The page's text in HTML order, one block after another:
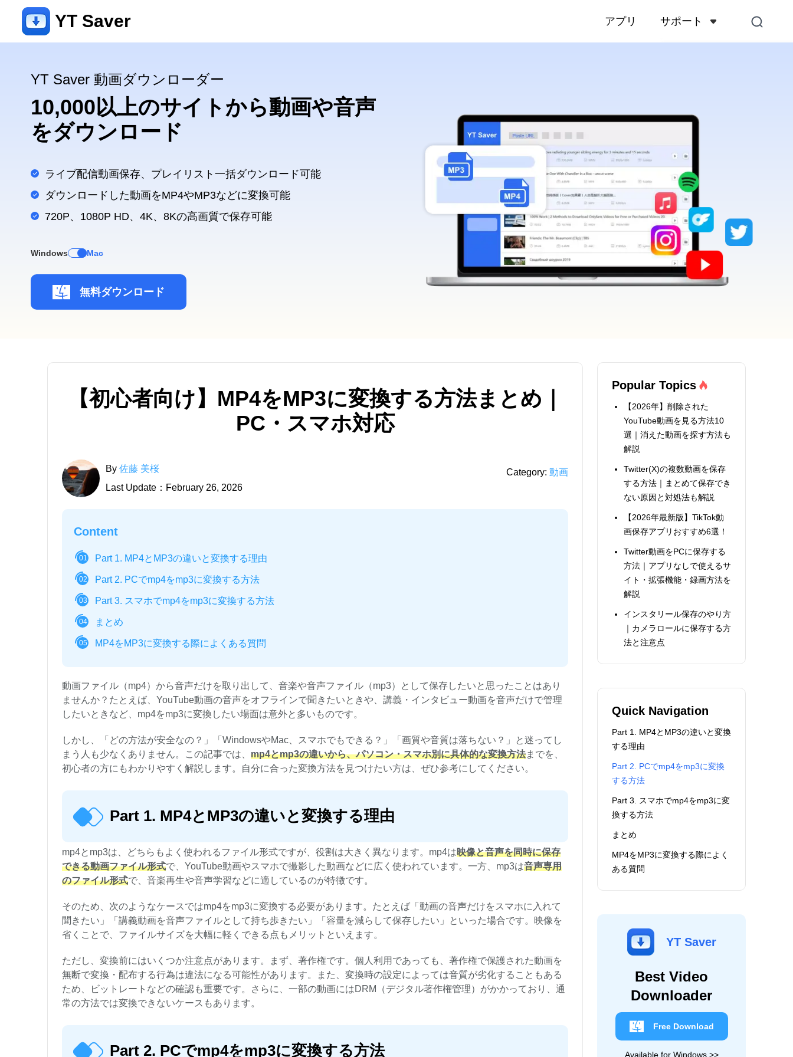
YT Saver アプリ サポート
YT Saver 動画ダウンローダー
10,000以上のサイトから動画や音声
をダウンロード
ライブ配信動画保存、プレイリスト一括ダウンロード可能
ダウンロードした動画をMP4やMP3などに変換可能
720P、1080P HD、4K、8Kの高画質で保存可能
Windows Mac
無料ダウンロード
【初心者向け】MP4をMP3に変換する方法まとめ｜
PC・スマホ対応
By 佐藤 美桜
Last Update：February 26, 2026
Category: 動画
Content
01 Part 1. MP4とMP3の違いと変換する理由
02 Part 2. PCでmp4をmp3に変換する方法
03 Part 3. スマホでmp4をmp3に変換する方法
04 まとめ
05 MP4をMP3に変換する際によくある質問
動画ファイル（mp4）から音声だけを取り出して、音楽や音声ファイル（mp3）として保存したいと思ったことはあり
ませんか？たとえば、YouTube動画の音声をオフラインで聞きたいときや、講義・インタビュー動画を音声だけで管理
したいときなど、mp4をmp3に変換したい場面は意外と多いものです。
しかし、「どの方法が安全なの？」「WindowsやMac、スマホでもできる？」「画質や音質は落ちない？」と迷ってし
まう人も少なくありません。この記事では、 mp4とmp3の違いから、パソコン・スマホ別に具体的な変換方法までを、
初心者の方にもわかりやすく解説します。自分に合った変換方法を見つけたい方は、ぜひ参考にしてください。
Part 1. MP4とMP3の違いと変換する理由
mp4とmp3は、どちらもよく使われるファイル形式ですが、役割は大きく異なります。mp4は映像と音声を同時に保存
できる動画ファイル形式で、YouTube動画やスマホで撮影した動画などに広く使われています。一方、mp3は音声専用
のファイル形式で、音楽再生や音声学習などに適しているのが特徴です。
そのため、次のようなケースではmp4をmp3に変換する必要があります。たとえば「動画の音声だけをスマホに入れて
聞きたい」「講義動画を音声ファイルとして持ち歩きたい」「容量を減らして保存したい」といった場合です。映像を
省くことで、ファイルサイズを大幅に軽くできる点もメリットといえます。
ただし、変換前にはいくつか注意点があります。まず、著作権です。個人利用であっても、著作権で保護された動画を
無断で変換・配布する行為は違法になる可能性があります。また、変換時の設定によっては音質が劣化することもある
ため、ビットレートなどの確認も重要です。さらに、一部の動画にはDRM（デジタル著作権管理）がかかっており、通
常の方法では変換できないケースもあります。
Part 2. PCでmp4をmp3に変換する方法
Popular Topics
【2026年】削除された
YouTube動画を見る方法10
選｜消えた動画を探す方法も
解説
Twitter(X)の複数動画を保存
する方法｜まとめて保存でき
ない原因と対処法も解説
【2026年最新版】TikTok動
画保存アプリおすすめ6選！
Twitter動画をPCに保存する
方法｜アプリなしで使えるサ
イト・拡張機能・録画方法を
解説
インスタリール保存のやり方
｜カメラロールに保存する方
法と注意点
Quick Navigation
Part 1. MP4とMP3の違いと変換
する理由
Part 2. PCでmp4をmp3に変換
する方法
Part 3. スマホでmp4をmp3に変
換する方法
まとめ
MP4をMP3に変換する際によく
ある質問
YT Saver
Best Video
Downloader
Free Download
Available for Windows >>